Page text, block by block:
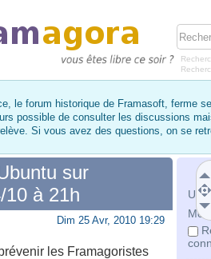
le forum historique de Framasoft, ferme
possible de consulter les discussions
Si vous avez des questions, on se
Mot
sur
10 à 21h
Dim 25 Avr, 2010 19:29
les Framagoristes